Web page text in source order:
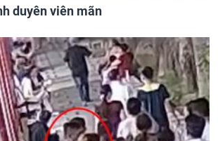
duyên viên mãn